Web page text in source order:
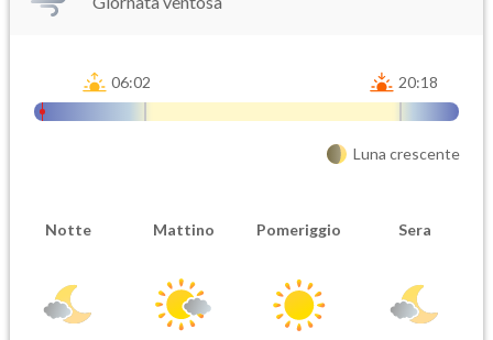
06:02 20:18
Luna crescente
Notte Mattino Pomeriggio Sera